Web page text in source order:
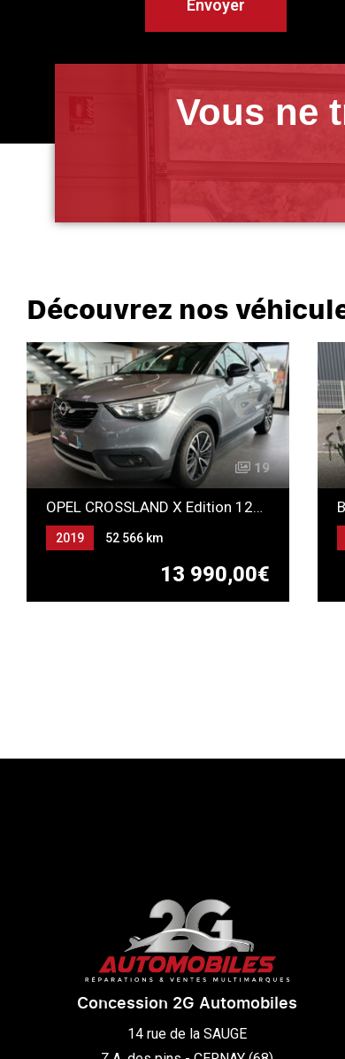
Vous ne
Découvrez nos
19
OPEL CROSSLAND X Edition 120 ANS
13 990,00€
2019
52 566 km
Concession 2G Automobiles
14 rue de la SAUGE